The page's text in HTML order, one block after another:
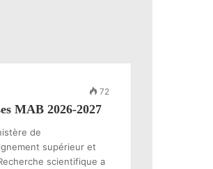
72
MAB 2026-2027
de
supérieur et
scientifique a